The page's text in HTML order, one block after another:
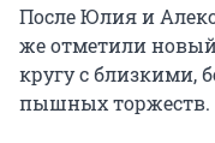
После Юлия и
же отметили
кругу с близкими,
пышных торжеств.